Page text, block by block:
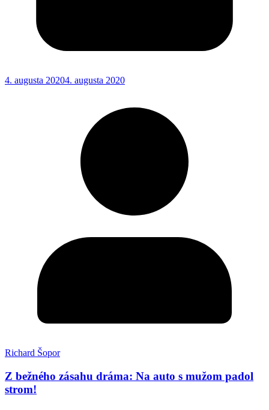
4. augusta 20204. augusta 2020
Richard Šopor
Z bežného zásahu dráma: Na auto s mužom padol
strom!